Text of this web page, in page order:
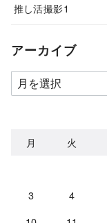
推し活撮影1
アーカイブ
ア
ー
月 火
3
4